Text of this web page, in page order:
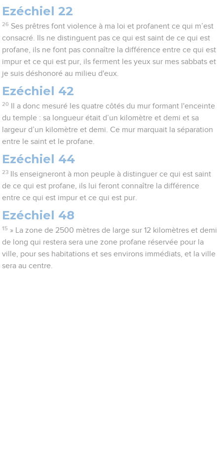
Ezéchiel 22
26 Ses prêtres font violence à ma loi et profanent ce qui m’est
consacré. Ils ne distinguent pas ce qui est saint de ce qui est
profane, ils ne font pas connaître la différence entre ce qui est
impur et ce qui est pur, ils ferment les yeux sur mes sabbats et
je suis déshonoré au milieu d'eux.
Ezéchiel 42
20
Il a donc mesuré les quatre côtés du mur formant l'enceinte
du temple : sa longueur était d’un kilomètre et demi et sa
largeur d’un kilomètre et demi. Ce mur marquait la séparation
entre le saint et le profane.
Ezéchiel 44
23
Ils enseigneront à mon peuple à distinguer ce qui est saint
de ce qui est profane, ils lui feront connaître la différence
entre ce qui est impur et ce qui est pur.
Ezéchiel 48
15 » La zone de 2500 mètres de large sur 12 kilomètres et demi
de long qui restera sera une zone profane réservée pour la
ville, pour ses habitations et ses environs immédiats, et la ville
sera au centre.